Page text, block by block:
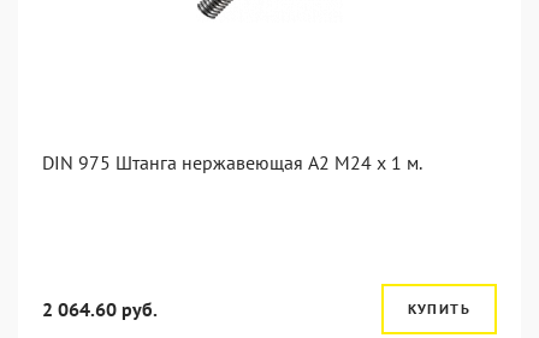
DIN 975 Штанга нержавеющая А2 М24 х 1 м.
2 064.60 руб. КУПИТЬ